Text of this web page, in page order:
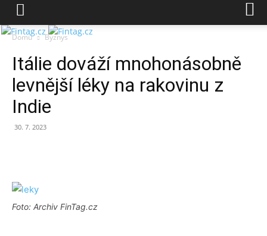
Domů Byznys
Itálie dováží mnohonásobně
levnější léky na rakovinu z
Indie
30. 7. 2023
Foto: Archiv FinTag.cz